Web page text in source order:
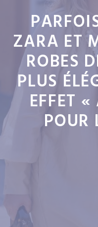
ZARA ET
ROBES
PLUS
EFFET
POUR